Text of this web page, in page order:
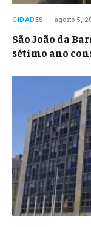
CIDADES agosto 5,
São João da
sétimo ano